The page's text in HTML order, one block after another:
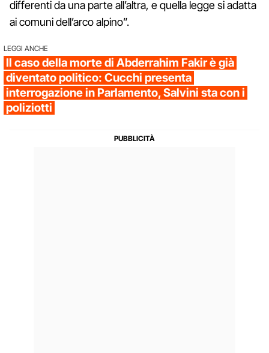
differenti da una parte all’altra, e quella legge si adatta
ai comuni dell’arco alpino”.
LEGGI ANCHE
Il caso della morte di Abderrahim Fakir è già
diventato politico: Cucchi presenta
interrogazione in Parlamento, Salvini sta con i
poliziotti